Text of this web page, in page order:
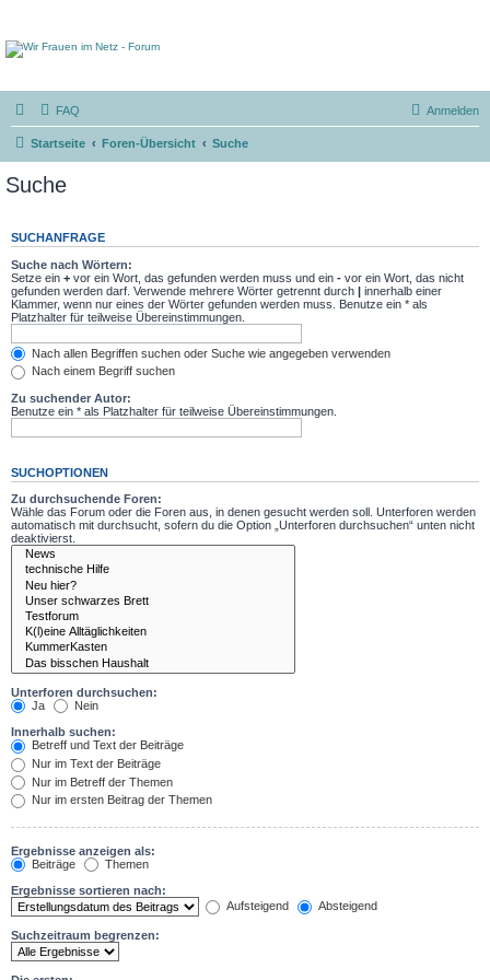
FAQ Anmelden
Startseite Foren-Übersicht Suche
Suche
SUCHANFRAGE
Suche nach Wörtern:
Setze ein + vor ein Wort, das gefunden werden muss und ein - vor ein Wort, das nicht
gefunden werden darf. Verwende mehrere Wörter getrennt durch | innerhalb einer
Klammer, wenn nur eines der Wörter gefunden werden muss. Benutze ein * als
Platzhalter für teilweise Übereinstimmungen.
Nach allen Begriffen suchen oder Suche wie angegeben verwenden
Nach einem Begriff suchen
Zu suchender Autor:
Benutze ein * als Platzhalter für teilweise Übereinstimmungen.
SUCHOPTIONEN
Zu durchsuchende Foren:
Wähle das Forum oder die Foren aus, in denen gesucht werden soll. Unterforen werden
automatisch mit durchsucht, sofern du die Option „Unterforen durchsuchen“ unten nicht
deaktivierst.
Unterforen durchsuchen:
Ja
Nein
Innerhalb suchen:
Betreff und Text der Beiträge
Nur im Text der Beiträge
Nur im Betreff der Themen
Nur im ersten Beitrag der Themen
Ergebnisse anzeigen als:
Beiträge
Themen
Ergebnisse sortieren nach:
Aufsteigend
Absteigend
Suchzeitraum begrenzen: